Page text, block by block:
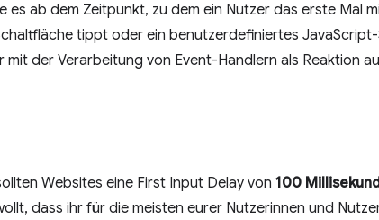
es ab dem Zeitpunkt, zu dem ein Nutzer das erste Mal
tippt oder ein benutzerdefiniertes
der Verarbeitung von Event-Handlern als Reaktion
Websites eine First Input Delay von 100
dass ihr für die meisten eurer Nutzerinnen und